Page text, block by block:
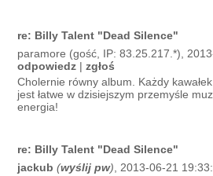
re: Billy Talent "Dead Silence"
paramore (gość, IP: 83.25.217.*),
odpowiedz |zgłoś
Cholernie równy album. Każdy
jest łatwe w dzisiejszym przemyśle
energia!
re: Billy Talent "Dead Silence"
jackub (wyślij pw), 2013-06-21